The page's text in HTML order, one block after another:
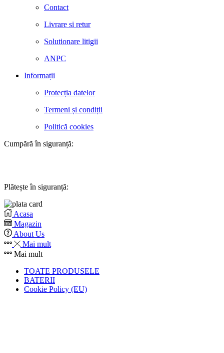
Contact
Livrare si retur
Solutionare litigii
ANPC
Informații
Protecția datelor
Termeni și condiții
Politică cookies
Cumpără în siguranță:
Plătește în siguranță:
Acasa
Magazin
About Us
Mai mult
Mai mult
TOATE PRODUSELE
BATERII
Cookie Policy (EU)